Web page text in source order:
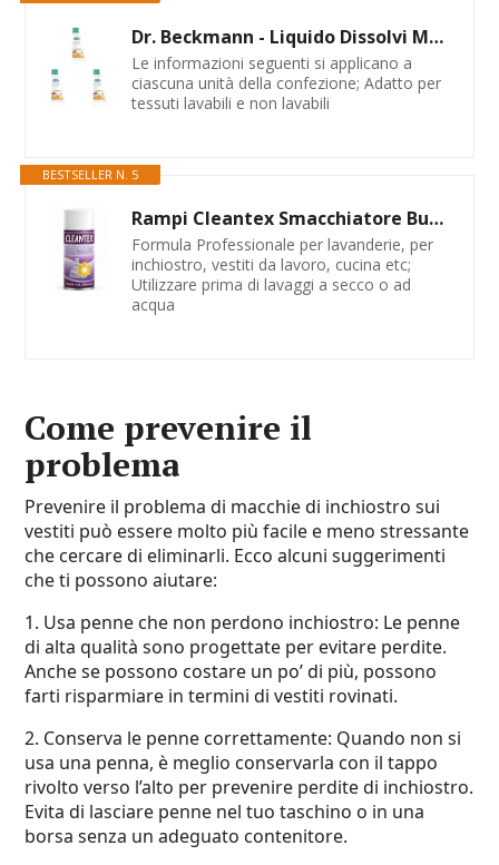
Dr. Beckmann - Liquido Dissolvi Macchie Unto & Salse | Lo smacchiatore specifico per eliminare macchie di grasso, cioccolato e molto altro | 50 ml (Confezione da 3)
Le informazioni seguenti si applicano a
ciascuna unità della confezione; Adatto per
tessuti lavabili e non lavabili
BESTSELLER N. 5
Rampi Cleantex Smacchiatore Bucato Professionale Spray Smacchia Rimuove Macchie Intense Difficili Vestiti Prodotti Lavatrice Lavanderia 400ml
Formula Professionale per lavanderie, per
inchiostro, vestiti da lavoro, cucina etc;
Utilizzare prima di lavaggi a secco o ad
acqua
Come prevenire il
problema
Prevenire il problema di macchie di inchiostro sui
vestiti può essere molto più facile e meno stressante
che cercare di eliminarli. Ecco alcuni suggerimenti
che ti possono aiutare:
1. Usa penne che non perdono inchiostro: Le penne
di alta qualità sono progettate per evitare perdite.
Anche se possono costare un po’ di più, possono
farti risparmiare in termini di vestiti rovinati.
2. Conserva le penne correttamente: Quando non si
usa una penna, è meglio conservarla con il tappo
rivolto verso l’alto per prevenire perdite di inchiostro.
Evita di lasciare penne nel tuo taschino o in una
borsa senza un adeguato contenitore.